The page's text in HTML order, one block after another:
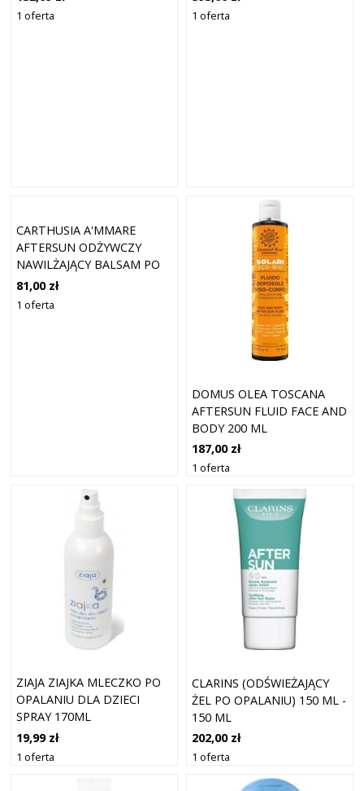
1 oferta 1 oferta
CARTHUSIA A'MMARE
AFTERSUN ODŻYWCZY
NAWILŻAJĄCY BALSAM PO
OPALANIU 100ML
81,00 zł
1 oferta
DOMUS OLEA TOSCANA
AFTERSUN FLUID FACE AND
BODY 200 ML
187,00 zł
1 oferta
ZIAJA ZIAJKA MLECZKO PO
OPALANIU DLA DZIECI
SPRAY 170ML
19,99 zł
1 oferta
CLARINS (ODŚWIEŻAJĄCY
ŻEL PO OPALANIU) 150 ML -
150 ML
202,00 zł
1 oferta